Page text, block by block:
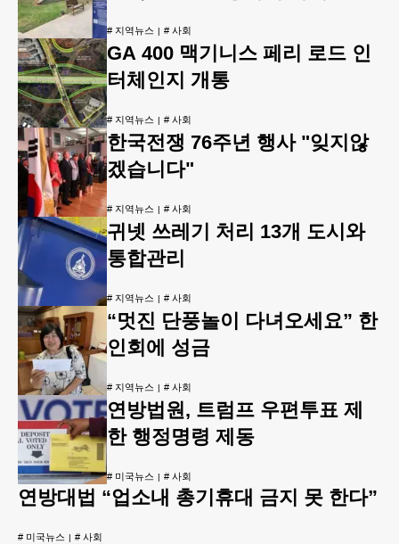
# 지역뉴스 # 사회
GA 400 맥기니스 페리 로드 인
터체인지 개통
# 지역뉴스 # 사회
한국전쟁 76주년 행사 "잊지않
겠습니다"
# 지역뉴스 # 사회
귀넷 쓰레기 처리 13개 도시와
통합관리
# 지역뉴스 # 사회
“멋진 단풍놀이 다녀오세요” 한
인회에 성금
# 지역뉴스 # 사회
연방법원, 트럼프 우편투표 제
한 행정명령 제동
# 미국뉴스 # 사회
연방대법 “업소내 총기휴대 금지 못 한다”
# 미국뉴스 # 사회